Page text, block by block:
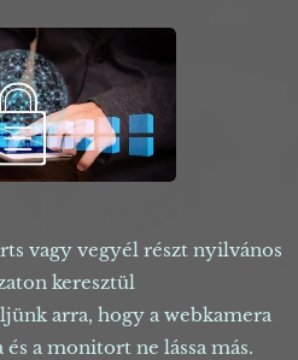
vagy vegyél részt nyilvános
keresztül
arra, hogy a webkamera
a monitort ne lássa más.